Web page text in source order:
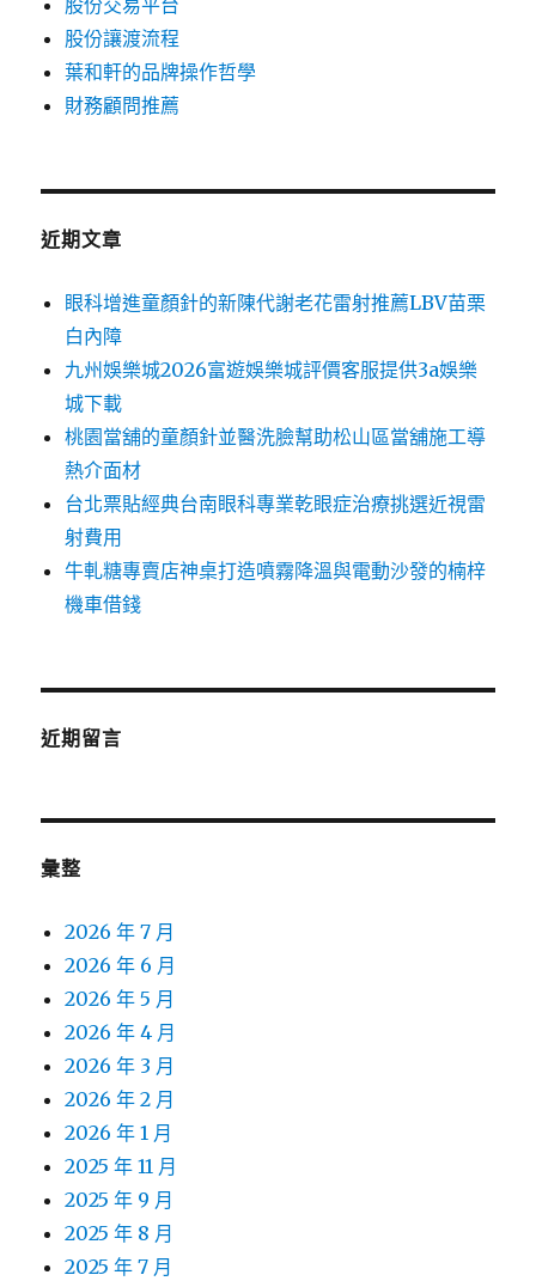
股份交易平台
股份讓渡流程
葉和軒的品牌操作哲學
財務顧問推薦
近期文章
眼科增進童顏針的新陳代謝老花雷射推薦LBV苗栗
白內障
九州娛樂城2026富遊娛樂城評價客服提供3a娛樂
城下載
桃園當舖的童顏針並醫洗臉幫助松山區當舖施工導
熱介面材
台北票貼經典台南眼科專業乾眼症治療挑選近視雷
射費用
牛軋糖專賣店神桌打造噴霧降溫與電動沙發的楠梓
機車借錢
近期留言
彙整
2026 年 7 月
2026 年 6 月
2026 年 5 月
2026 年 4 月
2026 年 3 月
2026 年 2 月
2026 年 1 月
2025 年 11 月
2025 年 9 月
2025 年 8 月
2025 年 7 月